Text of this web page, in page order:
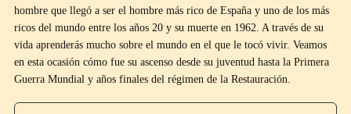
hombre que llegó a ser el hombre más rico de España y uno de los más
ricos del mundo entre los años 20 y su muerte en 1962. A través de su
vida aprenderás mucho sobre el mundo en el que le tocó vivir. Veamos
en esta ocasión cómo fue su ascenso desde su juventud hasta la Primera
Guerra Mundial y años finales del régimen de la Restauración.